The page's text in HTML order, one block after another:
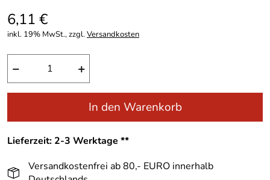
6,11 €
inkl. 19% MwSt., zzgl.Versandkosten
− +
In den Warenkorb
Lieferzeit: 2-3 Werktage **
Versandkostenfrei ab 80,- EURO innerhalb